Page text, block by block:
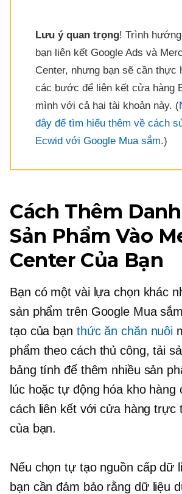
Lưu ý quan trọng! Trình
bạn liên kết Google Ads và
Center, nhưng bạn sẽ cần thực
các bước để liên kết cửa hàng
mình với cả hai tài khoản này. (
đây để tìm hiểu thêm về cách
Ecwid với Google Mua sắm.)
Cách Thêm
Sản Phẩm Vào
Center Của Bạn
Bạn có một vài lựa chọn khác
sản phẩm trên Google Mua
tạo của bạn thức ăn chăn nuôi
phẩm theo cách thủ công, tải
bảng tính để thêm nhiều sản
lúc hoặc tự động hóa kho hàng
cách liên kết với cửa hàng trực
của bạn.
Nếu chọn tự tạo nguồn cấp dữ
bạn cần đảm bảo rằng dữ liệu